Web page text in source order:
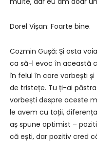
Dorel Vișan: Foarte bine.
Cozmin Gușă: Și asta
ca să-l evoc în această
în felul în care vorbești
de tristețe. Tu ți-ai
vorbești despre aceste
le avem cu toții,
aș spune optimist –
că ești, dar pozitiv cred